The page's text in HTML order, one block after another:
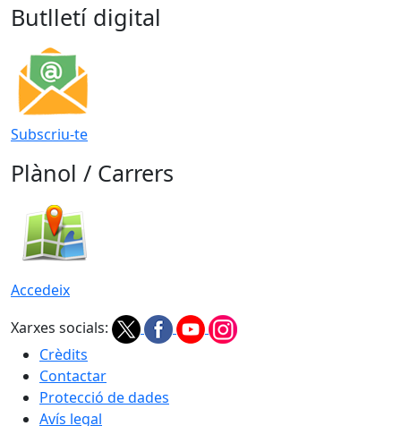
Butlletí digital
Subscriu-te
Plànol / Carrers
Accedeix
Xarxes socials:
Crèdits
Contactar
Protecció de dades
Avís legal